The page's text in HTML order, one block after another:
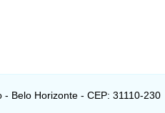
- Belo Horizonte - CEP: 31110-230